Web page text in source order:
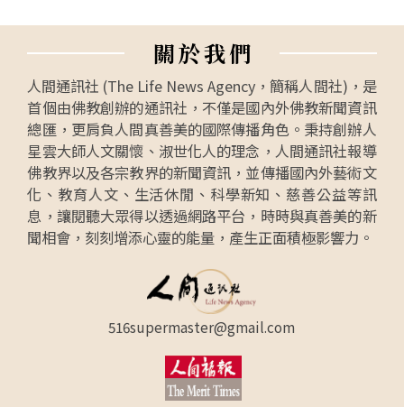
關於我們
人間通訊社 (The Life News Agency，簡稱人間社)，是
首個由佛教創辦的通訊社，不僅是國內外佛教新聞資訊
總匯，更肩負人間真善美的國際傳播角色。秉持創辦人
星雲大師人文關懷、淑世化人的理念，人間通訊社報導
佛教界以及各宗教界的新聞資訊，並傳播國內外藝術文
化、教育人文、生活休閒、科學新知、慈善公益等訊
息，讓閱聽大眾得以透過網路平台，時時與真善美的新
聞相會，刻刻增添心靈的能量，產生正面積極影響力。
516supermaster@gmail.com